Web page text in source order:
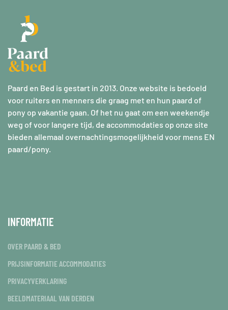
Paard en Bed is gestart in 2013. Onze website is bedoeld
voor ruiters en menners die graag met en hun paard of
pony op vakantie gaan. Of het nu gaat om een weekendje
weg of voor langere tijd, de accommodaties op onze site
bieden allemaal overnachtingsmogelijkheid voor mens EN
paard/pony.
INFORMATIE
OVER PAARD & BED
PRIJSINFORMATIE ACCOMMODATIES
PRIVACYVERKLARING
BEELDMATERIAAL VAN DERDEN